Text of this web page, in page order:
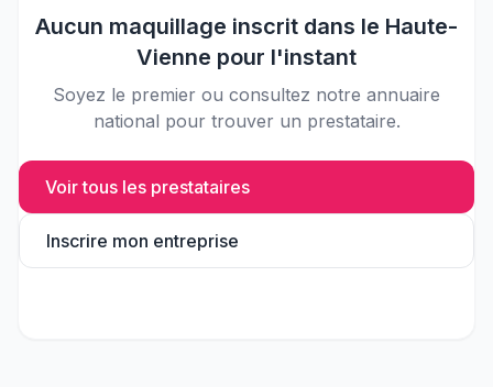
Aucun maquillage inscrit dans le Haute-
Vienne pour l'instant
Soyez le premier ou consultez notre annuaire
national pour trouver un prestataire.
Voir tous les prestataires
Inscrire mon entreprise